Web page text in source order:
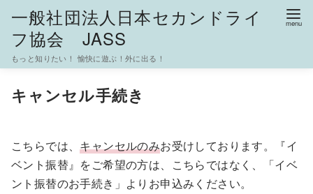
一般社団法人日本セカンドライ
フ協会 JASS
もっと知りたい！ 愉快に遊ぶ！外に出る！
キャンセル手続き
こちらでは、キャンセルのみお受けしております。『イ
ベント振替』をご希望の方は、こちらではなく、「イベ
ント振替のお手続き」よりお申込みください。